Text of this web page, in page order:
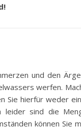
und den
werfen.
Sie hierfür weder
leider sind die
können Sie